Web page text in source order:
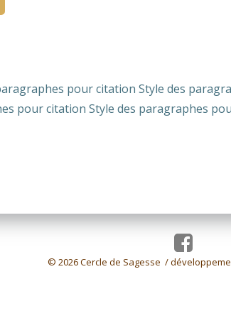
pour citation Style des
pour citation Style des paragraphes
© 2026 Cercle de Sagesse /